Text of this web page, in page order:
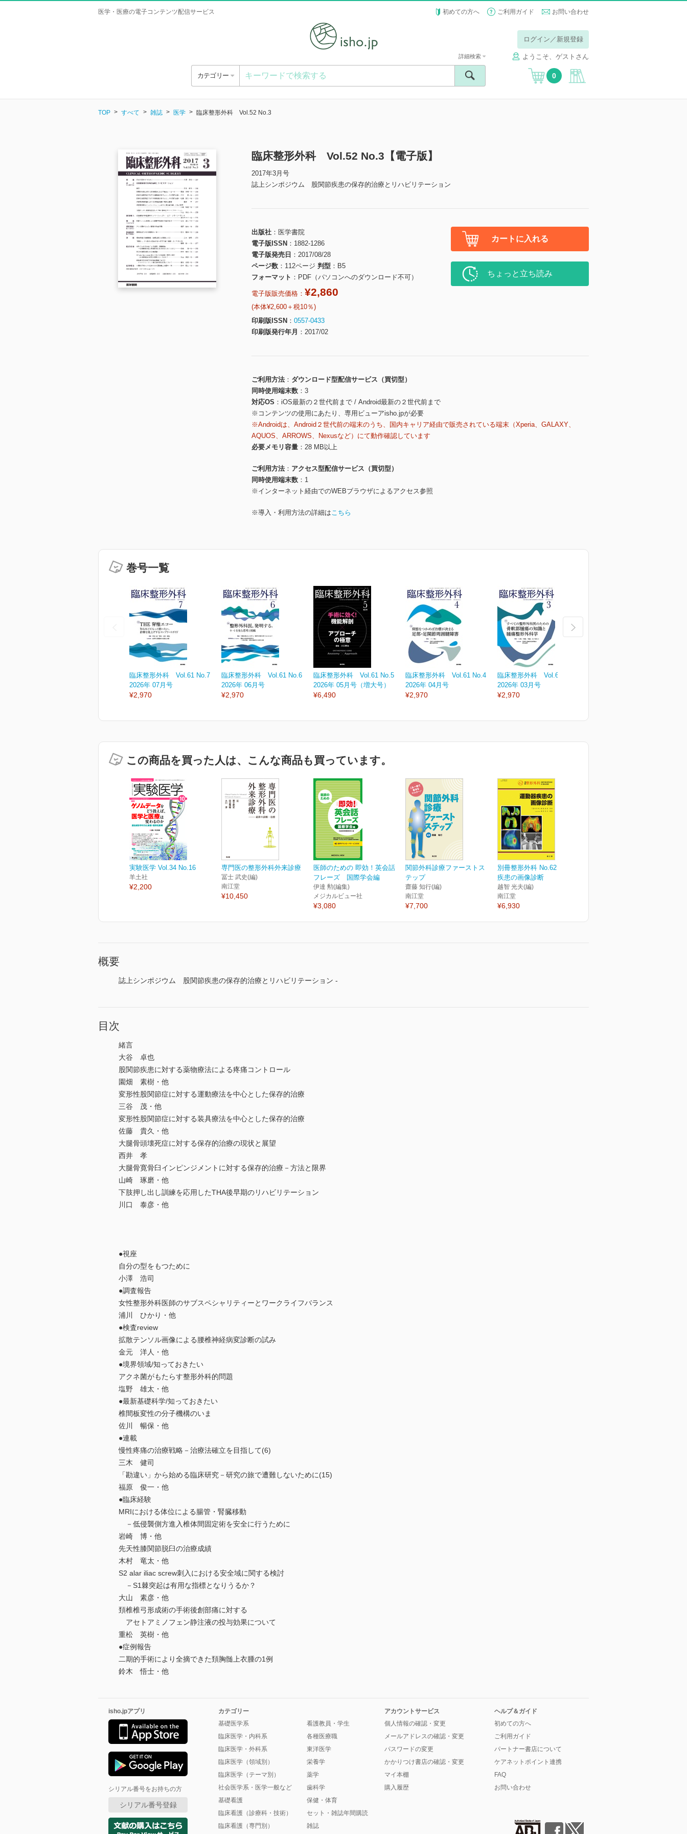
医学・医療の電子コンテンツ配信サービス 初めての方へ ご利用ガイド お問い合わせ
ログイン／新規登録
ようこそ、ゲストさん
カテゴリー
詳細検索
0
TOP すべて 雑誌 医学 臨床整形外科 Vol.52 No.3
臨床整形外科 Vol.52 No.3【電子版】
2017年3月号
誌上シンポジウム 股関節疾患の保存的治療とリハビリテーション
出版社
医学書院
電子版ISSN
1882-1286
電子版発売日
2017/08/28
ページ数
112ページ 判型
B5
フォーマット
PDF（パソコンへのダウンロード不可）
電子版販売価格： ¥2,860
(本体¥2,600＋税10％)
印刷版ISSN
0557-0433
印刷版発行年月
2017/02
カートに入れる
ちょっと立ち読み
ご利用方法
ダウンロード型配信サービス（買切型）
同時使用端末数
3
対応OS
iOS最新の２世代前まで / Android最新の２世代前まで
※コンテンツの使用にあたり、専用ビューアisho.jpが必要
※Androidは、Android２世代前の端末のうち、国内キャリア経由で販売されている端末（Xperia、GALAXY、
AQUOS、ARROWS、Nexusなど）にて動作確認しています
必要メモリ容量
28 MB以上
ご利用方法
アクセス型配信サービス（買切型）
同時使用端末数
1
※インターネット経由でのWEBブラウザによるアクセス参照
※導入・利用方法の詳細はこちら
巻号一覧
臨床整形外科 Vol.61 No.7
2026年 07月号
¥2,970
臨床整形外科 Vol.61 No.6
2026年 06月号
¥2,970
臨床整形外科 Vol.61 No.5
2026年 05月号（増大号）
¥6,490
臨床整形外科 Vol.61 No.4
2026年 04月号
¥2,970
臨床整形外科 Vol.61 No.3
2026年 03月号
¥2,970
この商品を買った人は、こんな商品も買っています。
実験医学 Vol.34 No.16
羊土社
¥2,200
専門医の整形外科外来診療
冨士 武史(編)
南江堂
¥10,450
医師のための 即効！英会話
フレーズ 国際学会編
伊達 勲(編集)
メジカルビュー社
¥3,080
関節外科診療ファーストス
テップ
齋藤 知行(編)
南江堂
¥7,700
別冊整形外科 No.62 運動器
疾患の画像診断
越智 光夫(編)
南江堂
¥6,930
概要
誌上シンポジウム 股関節疾患の保存的治療とリハビリテーション -
目次
緒言
大谷 卓也
股関節疾患に対する薬物療法による疼痛コントロール
園畑 素樹・他
変形性股関節症に対する運動療法を中心とした保存的治療
三谷 茂・他
変形性股関節症に対する装具療法を中心とした保存的治療
佐藤 貴久・他
大腿骨頭壊死症に対する保存的治療の現状と展望
西井 孝
大腿骨寛骨臼インピンジメントに対する保存的治療－方法と限界
山崎 琢磨・他
下肢押し出し訓練を応用したTHA後早期のリハビリテーション
川口 泰彦・他
●視座
自分の型をもつために
小澤 浩司
●調査報告
女性整形外科医師のサブスペシャリティーとワークライフバランス
浦川 ひかり・他
●検査review
拡散テンソル画像による腰椎神経病変診断の試み
金元 洋人・他
●境界領域/知っておきたい
アクネ菌がもたらす整形外科的問題
塩野 雄太・他
●最新基礎科学/知っておきたい
椎間板変性の分子機構のいま
佐川 暢保・他
●連載
慢性疼痛の治療戦略－治療法確立を目指して(6)
三木 健司
「勘違い」から始める臨床研究－研究の旅で遭難しないために(15)
福原 俊一・他
●臨床経験
MRIにおける体位による腸管・腎臓移動
－低侵襲側方進入椎体間固定術を安全に行うために
岩崎 博・他
先天性膝関節脱臼の治療成績
木村 竜太・他
S2 alar iliac screw刺入における安全域に関する検討
－S1棘突起は有用な指標となりうるか？
大山 素彦・他
頚椎椎弓形成術の手術後創部痛に対する
アセトアミノフェン静注液の投与効果について
重松 英樹・他
●症例報告
二期的手術により全摘できた頚胸髄上衣腫の1例
鈴木 悟士・他
isho.jpアプリ
シリアル番号をお持ちの方
シリアル番号登録
カテゴリー
基礎医学系
臨床医学・内科系
臨床医学・外科系
臨床医学（領域別）
臨床医学（テーマ別）
社会医学系・医学一般など
基礎看護
臨床看護（診療科・技術）
臨床看護（専門別）
看護教員・学生
各種医療職
東洋医学
栄養学
薬学
歯科学
保健・体育
セット・雑誌年間購読
雑誌
アカウントサービス
個人情報の確認・変更
メールアドレスの確認・変更
パスワードの変更
かかりつけ書店の確認・変更
マイ本棚
購入履歴
ヘルプ＆ガイド
初めての方へ
ご利用ガイド
パートナー書店について
ケアネットポイント連携
FAQ
お問い合わせ